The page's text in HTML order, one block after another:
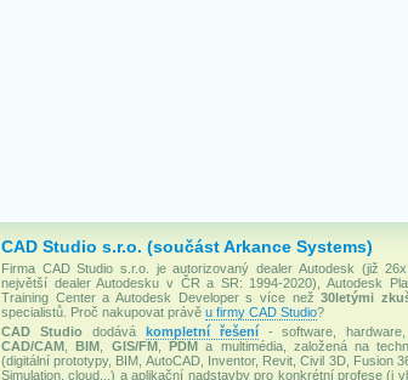
CAD Studio s.r.o. (součást Arkance Systems)
Firma CAD Studio s.r.o. je autorizovaný dealer Autodesk (již
největší dealer Autodesku v ČR a SR: 1994-2020), Autodesk
Training Center a Autodesk Developer s více než30letými
specialistů. Proč nakupovat právě u firmy CAD Studio?
CAD Studiododává kompletní řešení- software,
CAD/CAM ,BIM GIS/FM, PDMa multimédia, založená na
(digitální prototypy, BIM, AutoCAD, Inventor, Revit, Civil 3D, Fusion
Simulation, cloud...) a aplikační nadstavby pro konkrétní profese (i